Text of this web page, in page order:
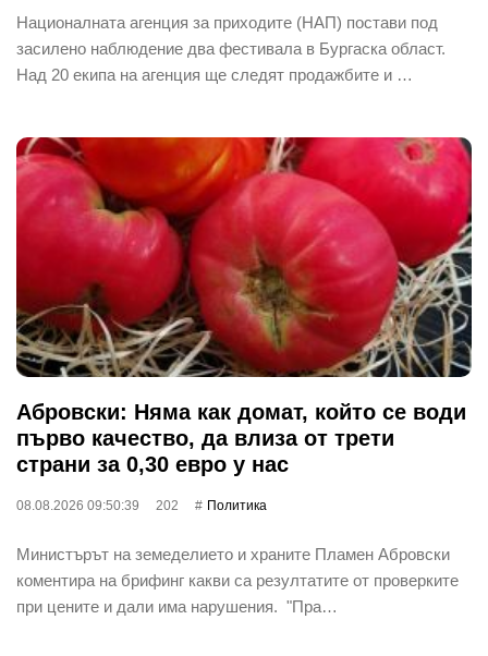
Националната агенция за приходите (НАП) постави под
засилено наблюдение два фестивала в Бургаска област.
Над 20 екипа на агенция ще следят продажбите и …
Абровски: Няма как домат, който се води
първо качество, да влиза от трети
страни за 0,30 евро у нас
08.08.2026 09:50:39 202 Политика
Министърът на земеделието и храните Пламен Абровски
коментира на брифинг какви са резултатите от проверките
при цените и дали има нарушения. "Пра…